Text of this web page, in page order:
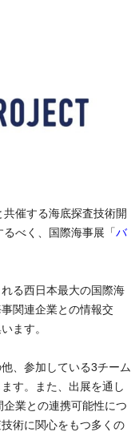
催する海底探査技術開
るべく、国際海事展「バ
る西日本最大の国際海
関連企業との情報交
ます。
、参加している3チーム
す。また、出展を通し
業との連携可能性につ
術に関心をもつ多くの